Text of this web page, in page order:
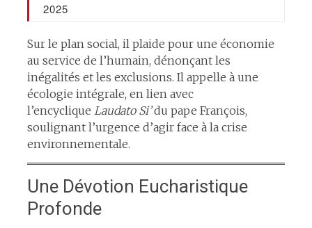
2025
Sur le plan social, il plaide pour une économie
au service de l’humain, dénonçant les
inégalités et les exclusions. Il appelle à une
écologie intégrale, en lien avec
l’encyclique Laudato Si’du pape François,
soulignant l’urgence d’agir face à la crise
environnementale.​
Une Dévotion Eucharistique
Profonde